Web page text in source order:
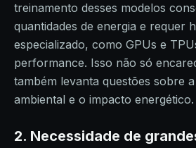
treinamento desses modelos
quantidades de energia e requer
especializado, como GPUs e
performance. Isso não só
também levanta questões sobre
ambiental e o impacto energético.
2. Necessidade de